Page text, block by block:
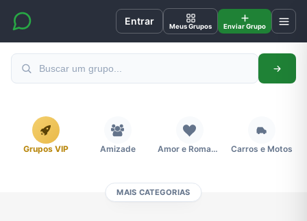
Entrar Meus Grupos Enviar Grupo
Grupos VIP Amizade Amor e Romance Carros e Motos
MAIS CATEGORIAS